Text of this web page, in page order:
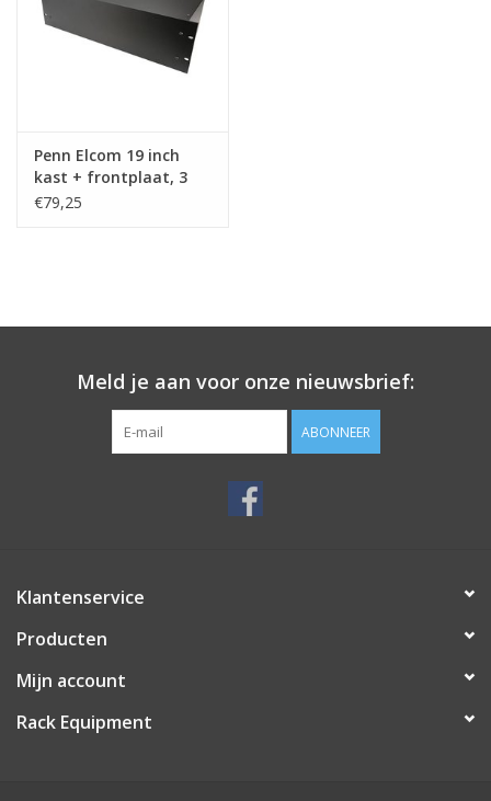
Kooimoeren
19 inch overig
Penn Elcom 19 inch
kast + frontplaat, 3
HE, 220 mm
€79,25
Meld je aan voor onze nieuwsbrief:
ABONNEER
Klantenservice
Producten
Mijn account
Rack Equipment